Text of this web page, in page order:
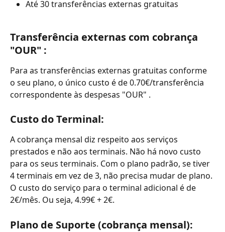
Até 30 transferências externas gratuitas
Transferência externas com cobrança
"OUR" :
Para as transferências externas gratuitas conforme
o seu plano, o único custo é de 0.70€/transferência
correspondente às despesas "OUR" .
Custo do Terminal:
A cobrança mensal diz respeito aos serviços
prestados e não aos terminais. Não há novo custo
para os seus terminais. Com o plano padrão, se tiver
4 terminais em vez de 3, não precisa mudar de plano.
O custo do serviço para o terminal adicional é de
2€/mês. Ou seja, 4.99€ + 2€.
Plano de Suporte (cobrança mensal):